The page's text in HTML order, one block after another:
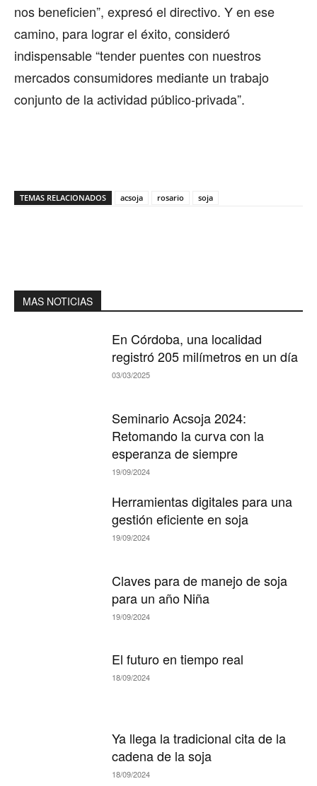
nos beneficien”, expresó el directivo. Y en ese
camino, para lograr el éxito, consideró
indispensable “tender puentes con nuestros
mercados consumidores mediante un trabajo
conjunto de la actividad público-privada”.
TEMAS RELACIONADOS acsoja rosario soja
MAS NOTICIAS
En Córdoba, una localidad
registró 205 milímetros en un día
03/03/2025
Seminario Acsoja 2024:
Retomando la curva con la
esperanza de siempre
19/09/2024
Herramientas digitales para una
gestión eficiente en soja
19/09/2024
Claves para de manejo de soja
para un año Niña
19/09/2024
El futuro en tiempo real
18/09/2024
Ya llega la tradicional cita de la
cadena de la soja
18/09/2024